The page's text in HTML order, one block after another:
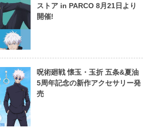
ストア in PARCO 8月21日より
開催!
呪術廻戦 懐玉・玉折 五条&夏油
5周年記念の新作アクセサリー発
売